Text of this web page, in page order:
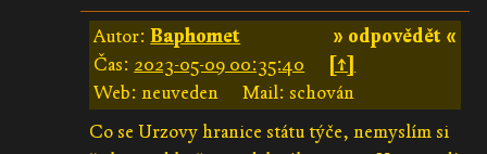
» odpovědět «
Autor:Baphomet
Čas: 2023-05-09 00:35:40
[↑]
Web: neuveden
Mail: schován
Co se Urzovy hranice státu týče, nemyslím si